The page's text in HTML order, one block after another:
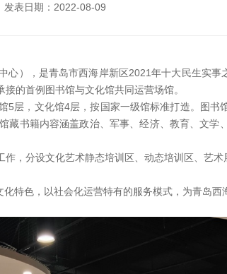
发表日期：2022-08-09
），是青岛市西海岸新区2021年十大民生实
的首例图书馆与文化馆共同运营场馆。
层，文化馆4层，按国家一级馆标准打造。图书
书籍内容涵盖政治、军事、经济、教育、文
，分设文化艺术静态培训区、动态培训区、艺
特色，以社会化运营特有的服务模式，为青岛西